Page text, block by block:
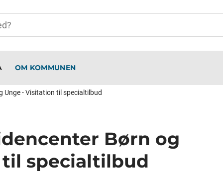
OM KOMMUNEN
Unge - Visitation til specialtilbud
Børn og
specialtilbud